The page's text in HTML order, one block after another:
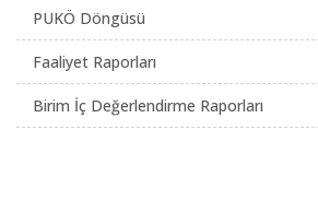
PUKÖ Döngüsü
Faaliyet Raporları
Birim İç Değerlendirme Raporları